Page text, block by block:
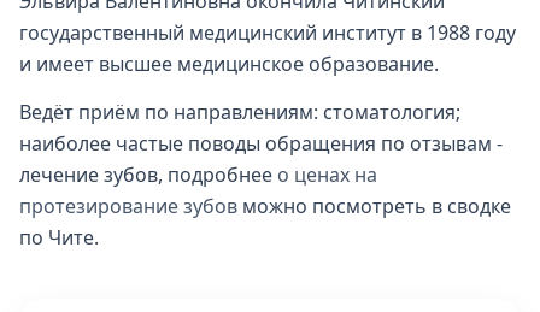
государственный медицинский институт в 1988 году
и имеет высшее медицинское образование.
Ведёт приём по направлениям: стоматология;
наиболее частые поводы обращения по отзывам -
лечение зубов, подробнее о ценах на
протезирование зубов можно посмотреть в сводке
по Чите.